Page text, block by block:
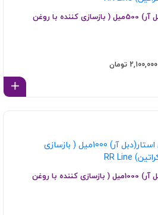
ماسک مو آرگان ریل استار(دبل آر) 500میل ( بازسازی کننده با روغن
2,100,000 تومان
ماسک مو آرگان ریل استار(دبل آر) 1000میل ( بازسازی کننده با روغن